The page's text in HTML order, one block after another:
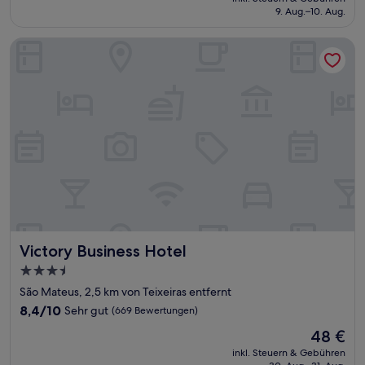
beträgt
9. Aug.–10. Aug.
Victory Business Hotel
Victory Business Hotel
3.5-
Sterne-
Unterkunft
São Mateus, 2,5 km von Teixeiras entfernt
8.4
8,4/10 Sehr gut (669 Bewertungen)
Der
Preis
48 €
inkl. Steuern & Gebühren
Victory Business Hotel